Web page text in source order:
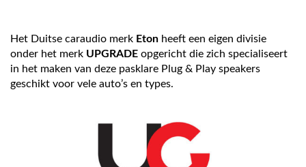
Het Duitse caraudio merk Eton heeft een eigen divisie
onder het merk UPGRADE opgericht die zich specialiseert
in het maken van deze pasklare Plug & Play speakers
geschikt voor vele auto’s en types.